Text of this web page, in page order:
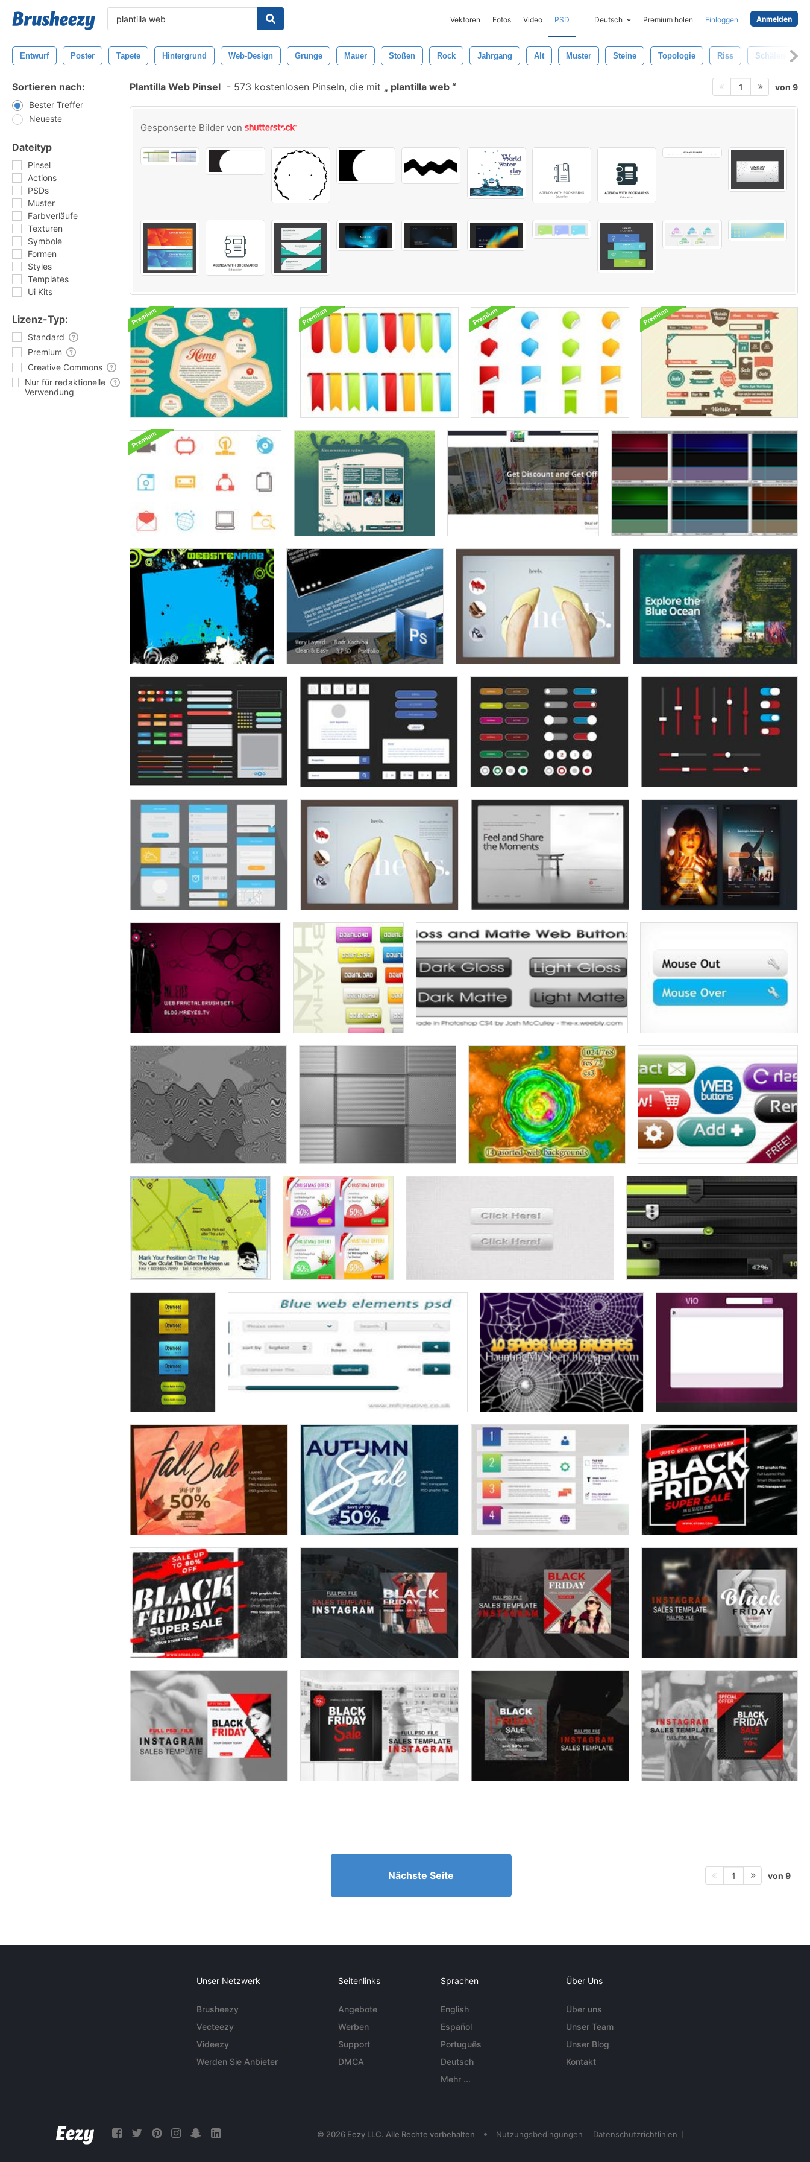
Vektoren Fotos Video PSD Deutsch Premium holen Einloggen Anmelden
Entwurf Poster Tapete Hintergrund Web-Design Grunge Mauer Stoßen Rock Jahrgang Alt Muster Steine Topologie Riss Schälen
Sortieren nach:
Bester Treffer
Neueste
Dateityp
Pinsel
Actions
PSDs
Muster
Farbverläufe
Texturen
Symbole
Formen
Styles
Templates
Ui Kits
Lizenz-Typ:
Standard
Premium
Creative Commons
Nur für redaktionelle
Verwendung
Plantilla Web Pinsel - 573 kostenlosen Pinseln, die mit plantilla web 1 von 9
Gesponserte Bilder von
Nächste Seite 1 von 9
Unser Netzwerk
Brusheezy
Vecteezy
Videezy
Werden Sie Anbieter
Seitenlinks
Angebote
Werben
Support
DMCA
Sprachen
English
Español
Português
Deutsch
Mehr ...
Über Uns
Über uns
Unser Team
Unser Blog
Kontakt
© 2026 Eezy LLC. Alle Rechte vorbehalten • Nutzungsbedingungen Datenschutzrichtlinien